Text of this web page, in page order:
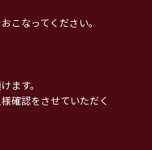
こなってください。
ます。
確認をさせていただく